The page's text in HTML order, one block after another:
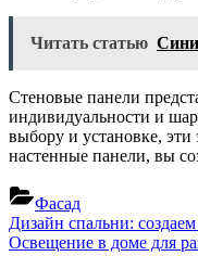
Читать статью
Стеновые панели
индивидуальности и
выбору и установке,
настенные панели, вы
Фасад
Навигация
Previous
Post:
Дизайн спальни:
Next
Освещение в доме для